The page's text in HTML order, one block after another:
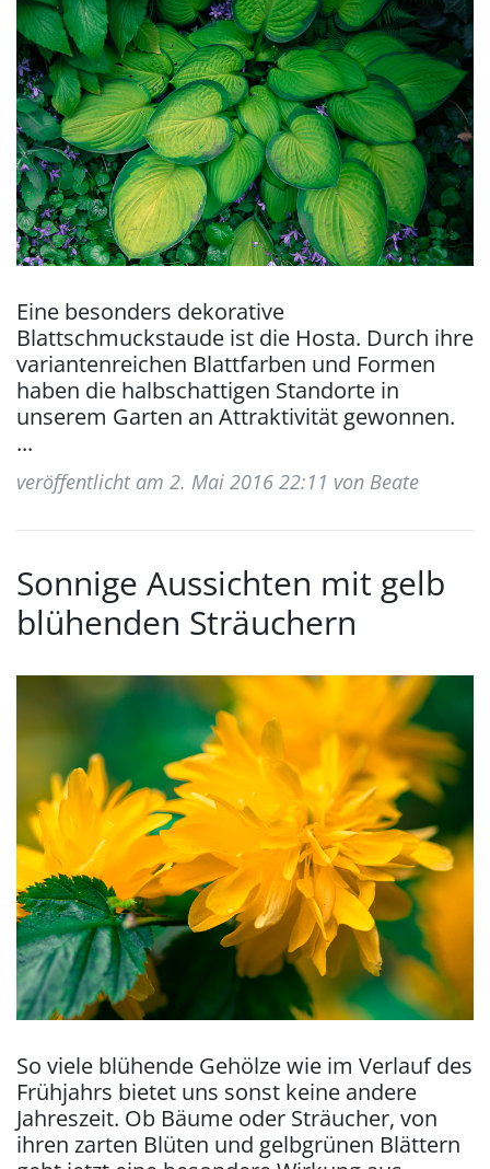
Eine besonders dekorative
Blattschmuckstaude ist die Hosta. Durch ihre
variantenreichen Blattfarben und Formen
haben die halbschattigen Standorte in
unserem Garten an Attraktivität gewonnen.
...
veröffentlicht am 2. Mai 2016 22:11 von Beate
Sonnige Aussichten mit gelb
blühenden Sträuchern
So viele blühende Gehölze wie im Verlauf des
Frühjahrs bietet uns sonst keine andere
Jahreszeit. Ob Bäume oder Sträucher, von
ihren zarten Blüten und gelbgrünen Blättern